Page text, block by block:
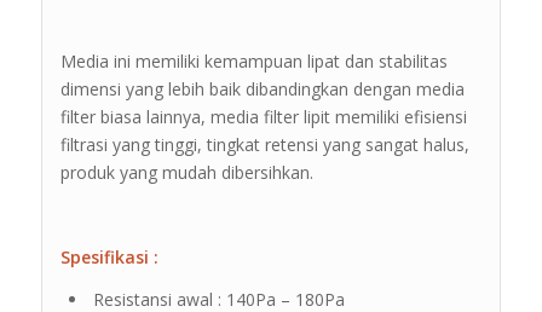
Media ini memiliki kemampuan lipat dan stabilitas
dimensi yang lebih baik dibandingkan dengan media
filter biasa lainnya, media filter lipit memiliki efisiensi
filtrasi yang tinggi, tingkat retensi yang sangat halus,
produk yang mudah dibersihkan.
Spesifikasi :
Resistansi awal : 140Pa – 180Pa